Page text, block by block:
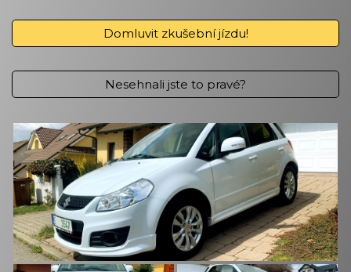
Domluvit zkušební jízdu!
Nesehnali jste to pravé?